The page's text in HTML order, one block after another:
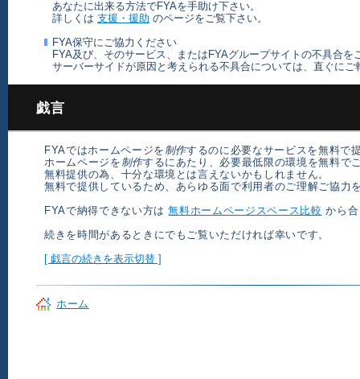
あなたに出来る方法でFYAを手助け下さい。
詳しくは 支援・援助 のページをご覧下さい。
FYA保守にご協力ください
FYA及び、そのサービス、またはFYAグループサイトの不具合を
サーバーサイドが原因と考えられる不具合については、直ぐにご
戯言
FYAではホームページを 制作するのに必要なサービスを無料で
ホームページ を 制作するにあたり、必要最低限の環境を無料で
無料提供の為、十分な環境とは言えないかもしれません。
無料で提供しているため、あらゆる面で利用者のご理解ご協力
FYAで納得できない方は無料ホームページスペース比較 から
続きを時間があるときにでもご覧いただければ幸いです。
[ 戯言の続きを表示切替 ]
ホーム